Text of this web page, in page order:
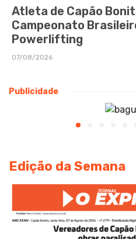
Atleta de Capão
Campeonato
Powerlifting
07/08/2026
Publicidade
Edição da Semana